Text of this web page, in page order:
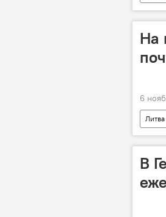
На
6
Литва
В